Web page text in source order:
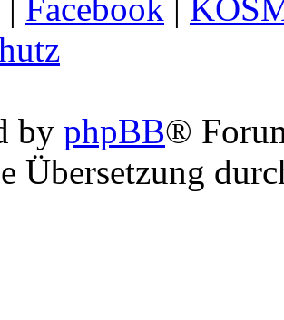
| Facebook |
by phpBB®
Übersetzung